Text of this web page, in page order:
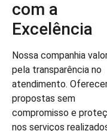
com a
Excelência
Nossa companhia
pela transparência no
atendimento.
propostas sem
compromisso e
nos serviços